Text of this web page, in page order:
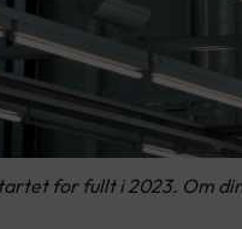
for fullt i 2023. Om